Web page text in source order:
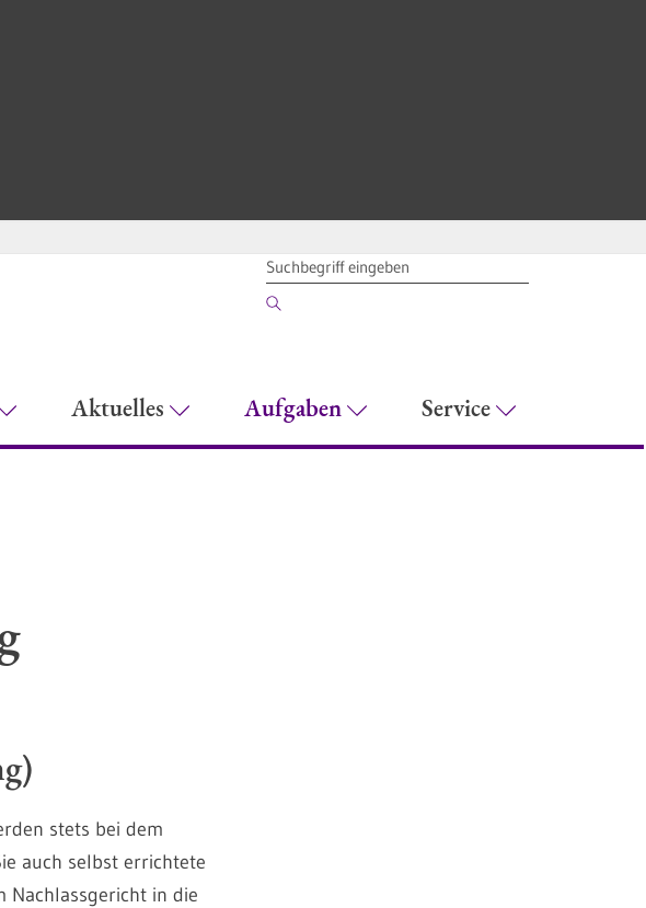
SUCHBEGRIFF
Aktuelles Aufgaben Service
stets bei dem
auch selbst errichtete
Nachlassgericht in die